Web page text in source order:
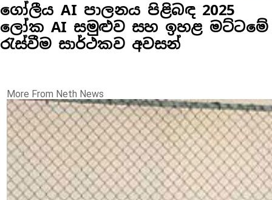
ගෝලීය AI පාලනය පිළිබඳ 2025
ලෝක AI සමුළුව සහ ඉහළ මට්ටමේ
රැස්වීම සාර්ථකව අවසන්
More From Neth News